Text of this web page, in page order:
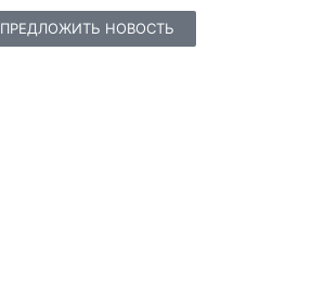
ПРЕДЛОЖИТЬ НОВОСТЬ